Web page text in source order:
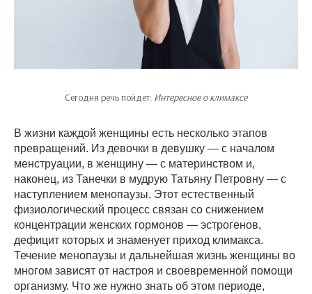
Сегодня речь пойдет: Интересное о климаксе
В жизни каждой женщины есть несколько этапов
превращений. Из девочки в девушку — с началом
менструации, в женщину — с материнством и,
наконец, из Танечки в мудрую Татьяну Петровну — с
наступлением менопаузы. Этот естественный
физиологический процесс связан со снижением
концентрации женских гормонов — эстрогенов,
дефицит которых и знаменует приход климакса.
Течение менопаузы и дальнейшая жизнь женщины во
многом зависят от настроя и своевременной помощи
организму. Что же нужно знать об этом периоде,